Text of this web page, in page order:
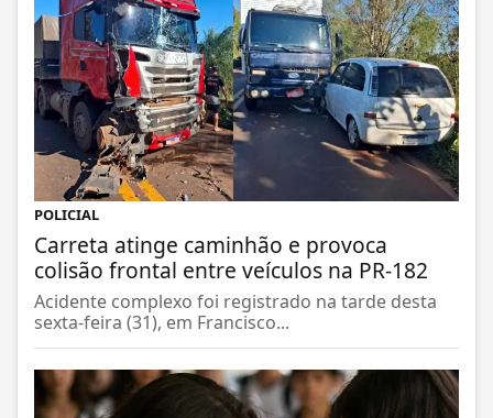
POLICIAL
Carreta atinge caminhão e provoca
colisão frontal entre veículos na PR-182
Acidente complexo foi registrado na tarde desta
sexta-feira (31), em Francisco...